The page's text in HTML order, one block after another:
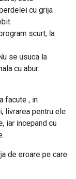
cu grija
scurt, la
se usuca la
cu abur.
facute , in
livrarea pentru ele
iar incepand cu
de eroare pe care